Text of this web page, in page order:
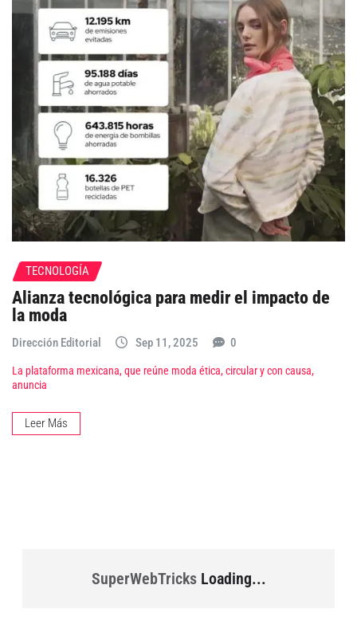
TECNOLOGÍA
Alianza tecnológica para medir el impacto de
la moda
Dirección Editorial Sep 11, 2025 0
La plataforma mexicana, que reúne moda ética, circular y con causa,
anuncia
Leer Más
SuperWebTricksLoading...